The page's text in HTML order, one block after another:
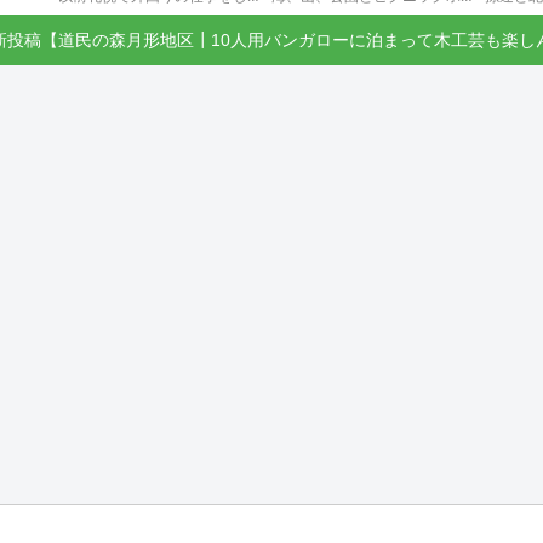
稿【道民の森月形地区┃10人用バンガローに泊まって木工芸も楽し